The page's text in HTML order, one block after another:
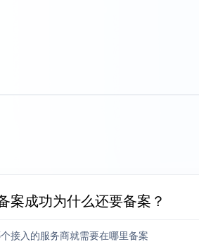
案成功为什么还要备案？
接入的服务商就需要在哪里备案